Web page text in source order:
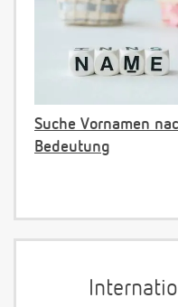
Suche Vornamen
Bedeutung